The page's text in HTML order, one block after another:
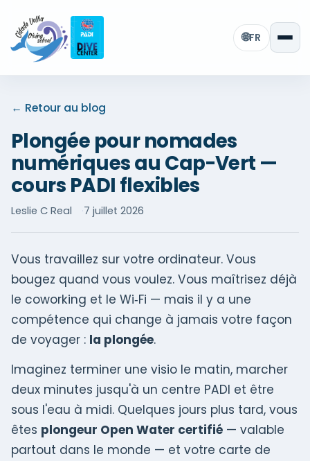
🌐FR
← Retour au blog
Plongée pour nomades
numériques au Cap-Vert —
cours PADI flexibles
Leslie C Real 7 juillet 2026
Vous travaillez sur votre ordinateur. Vous
bougez quand vous voulez. Vous maîtrisez déjà
le coworking et le Wi‑Fi — mais il y a une
compétence qui change à jamais votre façon
de voyager : la plongée.
Imaginez terminer une visio le matin, marcher
deux minutes jusqu'à un centre PADI et être
sous l'eau à midi. Quelques jours plus tard, vous
êtes plongeur Open Water certifié — valable
partout dans le monde — et votre carte de